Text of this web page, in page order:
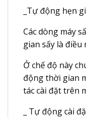
_Tự động hẹn
Các dòng máy
gian sấy là
Ở chế độ này
động thời gian
tác cài đặt trên
_ Tự động cài